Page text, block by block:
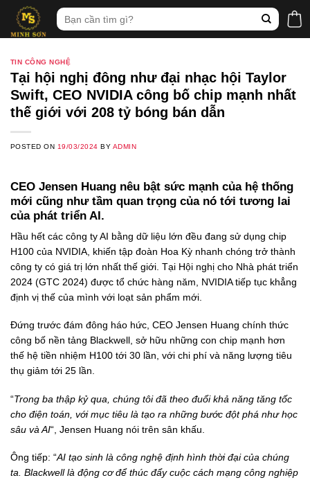
content
Tìm
kiếm:
TIN CÔNG NGHỆ
Tại hội nghị đông như đại nhạc hội Taylor
Swift, CEO NVIDIA công bố chip mạnh nhất
thế giới với 208 tỷ bóng bán dẫn
POSTED ON 19/03/2024 BY ADMIN
CEO Jensen Huang nêu bật sức mạnh của hệ thống
mới cũng như tầm quan trọng của nó tới tương lai
của phát triển AI.
Hầu hết các công ty AI bằng dữ liệu lớn đều đang sử dụng chip
H100 của NVIDIA, khiến tập đoàn Hoa Kỳ nhanh chóng trở thành
công ty có giá trị lớn nhất thế giới. Tại Hội nghị cho Nhà phát triển
2024 (GTC 2024) được tổ chức hàng năm, NVIDIA tiếp tục khẳng
định vị thế của mình với loạt sản phẩm mới.
Đứng trước đám đông háo hức, CEO Jensen Huang chính thức
công bố nền tảng Blackwell, sở hữu những con chip mạnh hơn
thế hệ tiền nhiệm H100 tới 30 lần, với chi phí và năng lượng tiêu
thụ giảm tới 25 lần.
“Trong ba thập kỷ qua, chúng tôi đã theo đuổi khả năng tăng tốc
cho điện toán, với mục tiêu là tạo ra những bước đột phá như học
sâu và AI“, Jensen Huang nói trên sân khấu.
Ông tiếp: “AI tạo sinh là công nghệ định hình thời đại của chúng
ta. Blackwell là động cơ để thúc đẩy cuộc cách mạng công nghiệp